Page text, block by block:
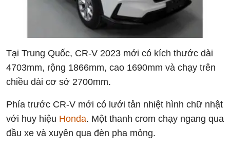
Tại Trung Quốc, CR-V 2023 mới có kích thước dài
4703mm, rộng 1866mm, cao 1690mm và chạy trên
chiều dài cơ sở 2700mm.
Phía trước CR-V mới có lưới tản nhiệt hình chữ nhật
với huy hiệu Honda. Một thanh crom chạy ngang qua
đầu xe và xuyên qua đèn pha mỏng.